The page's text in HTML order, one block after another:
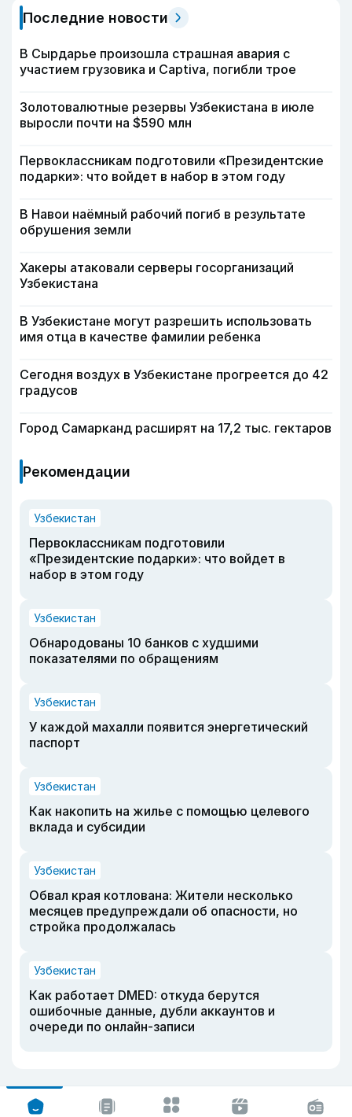
Последние новости
В Сырдарье произошла страшная авария с
участием грузовика и Captiva, погибли трое
Золотовалютные резервы Узбекистана в июле
выросли почти на $590 млн
Первоклассникам подготовили «Президентские
подарки»: что войдет в набор в этом году
В Навои наёмный рабочий погиб в результате
обрушения земли
Хакеры атаковали серверы госорганизаций
Узбекистана
В Узбекистане могут разрешить использовать
имя отца в качестве фамилии ребенка
Сегодня воздух в Узбекистане прогреется до 42
градусов
Город Самарканд расширят на 17,2 тыс. гектаров
Рекомендации
Узбекистан
Первоклассникам подготовили
«Президентские подарки»: что войдет в
набор в этом году
Узбекистан
Обнародованы 10 банков с худшими
показателями по обращениям
Узбекистан
У каждой махалли появится энергетический
паспорт
Узбекистан
Как накопить на жилье с помощью целевого
вклада и субсидии
Узбекистан
Обвал края котлована: Жители несколько
месяцев предупреждали об опасности, но
стройка продолжалась
Узбекистан
Как работает DMED: откуда берутся
ошибочные данные, дубли аккаунтов и
очереди по онлайн-записи